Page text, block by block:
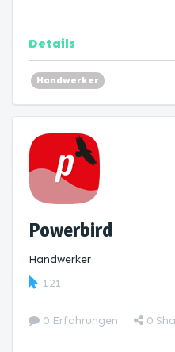
Details
Handwerker
Powerbird
Handwerker
121
0 Erfahrungen 0